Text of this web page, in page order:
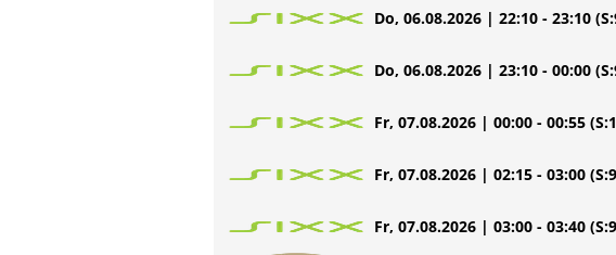
Do, 06.08.2026 | 22:10 - 23:10
Do, 06.08.2026 | 23:10 - 00:00
Fr, 07.08.2026 | 00:00 - 00:55
Fr, 07.08.2026 | 02:15 - 03:00
Fr, 07.08.2026 | 03:00 - 03:40